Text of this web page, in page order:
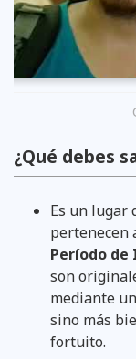
¿Qué debes
Es un lugar
pertenecen
Período
son
mediante
sino más
fortuito.